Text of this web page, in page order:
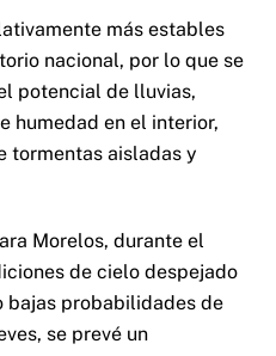
más estables
nacional, por lo que se
potencial de lluvias,
humedad en el interior,
tormentas aisladas y
Morelos, durante el
de cielo despejado
bajas probabilidades de
se prevé un